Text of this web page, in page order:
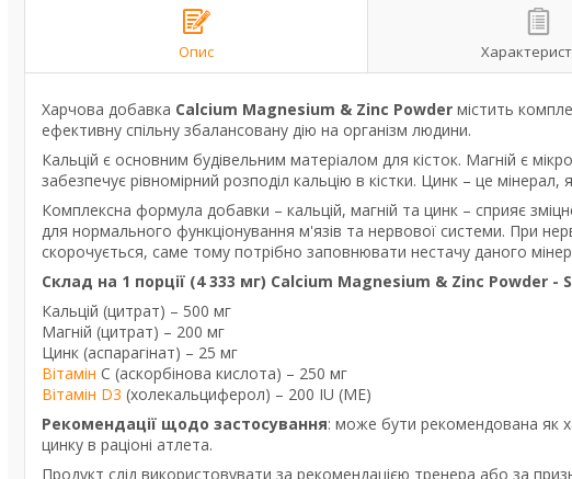
Опис
Харчова добавка Calcium Magnesium & Zinc Powder містить
ефективну спільну збалансовану дію на організм людини.
Кальцій є основним будівельним матеріалом для кісток. Магній є
забезпечує рівномірний розподіл кальцію в кістки. Цинк – це
Комплексна формула добавки – кальцій, магній та цинк – сприяє
для нормального функціонування м'язів та нервової системи. При
скорочується, саме тому потрібно заповнювати нестачу даного
Склад на 1 порції (4 333 мг) Calcium Magnesium & Zinc Powder -
Кальцій (цитрат) – 500 мг
Магній (цитрат) – 200 мг
Цинк (аспарагінат) – 25 мг
Вітамін С (аскорбінова кислота) – 250 мг
Вітамін D3 (холекальциферол) – 200 IU (МЕ)
Рекомендації щодо застосування: може бути рекомендована як
цинку в раціоні атлета.
Продукт слід використовувати за рекомендацією тренера або за